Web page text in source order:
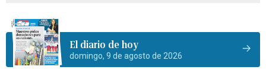
El diario de hoy
domingo, 9 de agosto de 2026